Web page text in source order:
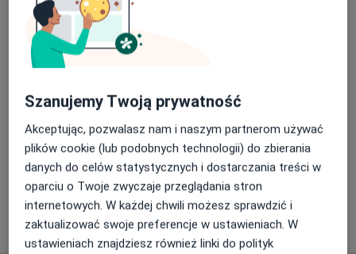
340 zł Szczegóły
Iniekcja dostawowa
Od 150 zł
Konsultacja telefoniczna - Ortopeda
Od 189 zł Szczegóły
+ 1 usługa
W jaki sposób ustalane są ceny?
Szanujemy Twoją prywatność
Akceptując, pozwalasz nam i naszym partnerom używać
plików cookie (lub podobnych technologii) do zbierania
danych do celów statystycznych i dostarczania treści w
oparciu o Twoje zwyczaje przeglądania stron
internetowych. W każdej chwili możesz sprawdzić i
zaktualizować swoje preferencje w ustawieniach. W
ustawieniach znajdziesz również linki do polityk